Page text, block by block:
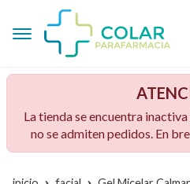
La tienda se encuentra
no se admiten pedidos. En